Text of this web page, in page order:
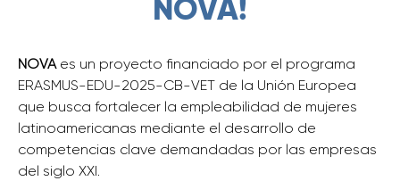
NOVA!​
NOVAes un proyecto financiado por el programa
ERASMUS-EDU-2025-CB-VET de la Unión Europea
que busca fortalecer la empleabilidad de mujeres
latinoamericanas mediante el desarrollo de
competencias clave demandadas por las empresas
del siglo XXI.